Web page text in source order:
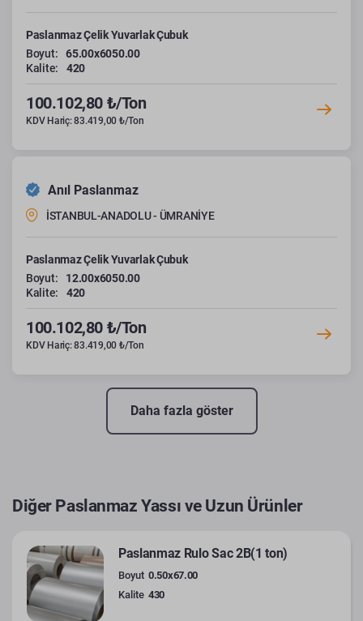
Paslanmaz Çelik Yuvarlak Çubuk
Boyut:
65.00x6050.00
Kalite:
420
100.102,80 ₺/Ton
KDV Hariç: 83.419,00 ₺/Ton
Anıl Paslanmaz
İSTANBUL-ANADOLU - ÜMRANİYE
Paslanmaz Çelik Yuvarlak Çubuk
Boyut:
12.00x6050.00
Kalite:
420
100.102,80 ₺/Ton
KDV Hariç: 83.419,00 ₺/Ton
Daha fazla göster
Diğer Paslanmaz Yassı ve Uzun Ürünler
Paslanmaz Rulo Sac 2B(1 ton)
Boyut 0.50x67.00
Kalite 430